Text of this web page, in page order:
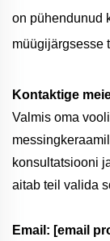
on pühendunud
müügijärgsesse
Kontaktige
Valmis oma
konsultatsiooni
aitab teil valida
Email: [email